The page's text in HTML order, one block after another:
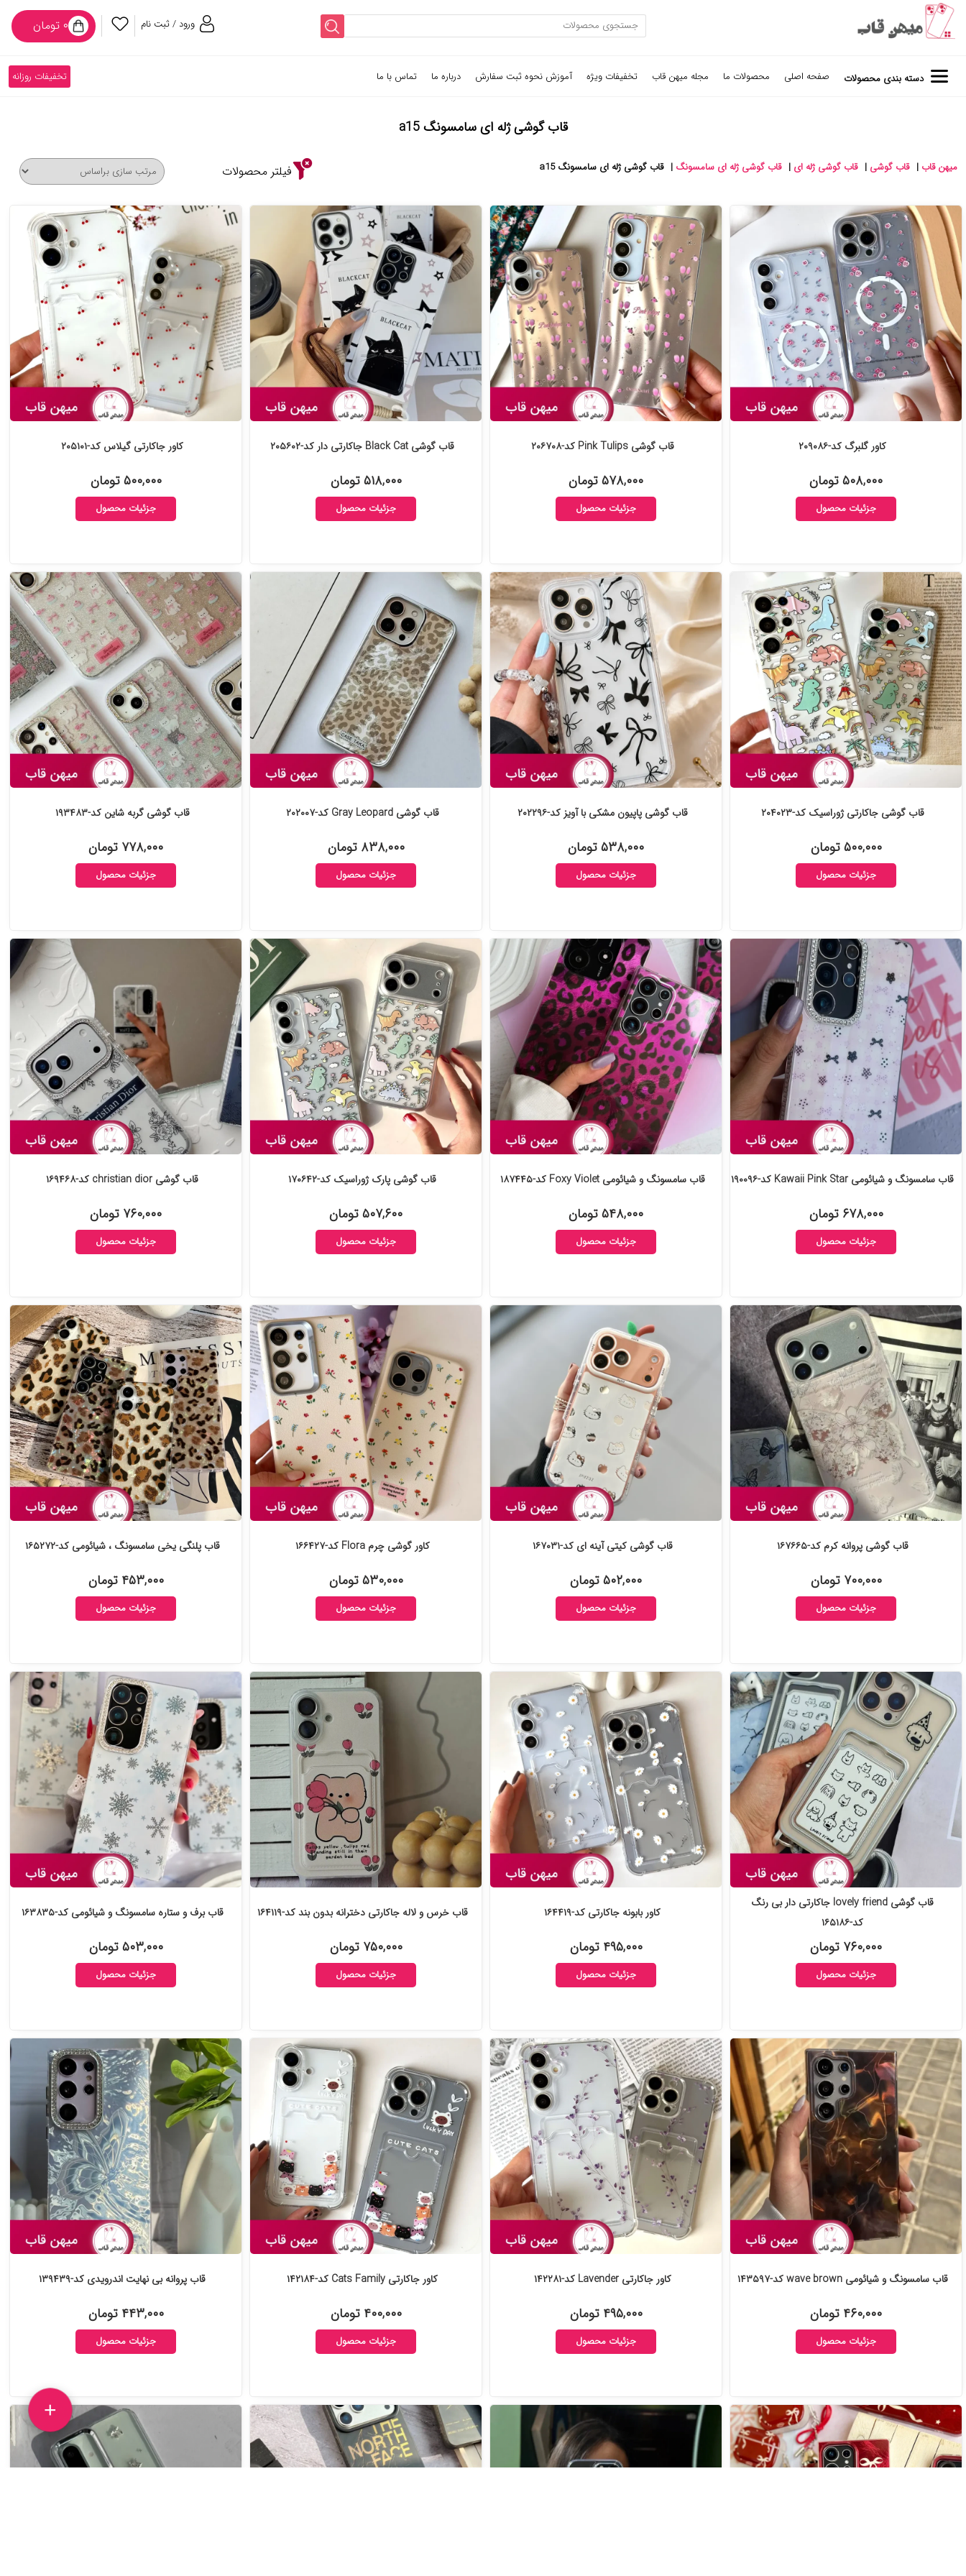
ورود / ثبت نام ۰ تومان
دسته بندی محصولات صفحه اصلی محصولات ما مجله میهن قاب تخفیفات ویژه آموزش نحوه ثبت سفارش درباره ما تماس با ما تخفیفات روزانه
قاب گوشی ژله ای سامسونگ a15
میهن قاب | قاب گوشی | قاب گوشی ژله ای | قاب گوشی ژله ای سامسونگ | قاب گوشی ژله ای سامسونگ a15 فیلتر محصولات
کاور گلبرگ کد-۲۰۹۰۸۶
۵۰۸,۰۰۰ تومان
جزئیات محصول
قاب گوشی Pink Tulips کد-۲۰۶۷۰۸
۵۷۸,۰۰۰ تومان
جزئیات محصول
قاب گوشی Black Cat جاکارتی دار کد-۲۰۵۶۰۲
۵۱۸,۰۰۰ تومان
جزئیات محصول
کاور جاکارتی گیلاس کد-۲۰۵۱۰۱
۵۰۰,۰۰۰ تومان
جزئیات محصول
قاب گوشی جاکارتی ژوراسیک کد-۲۰۴۰۲۳
۵۰۰,۰۰۰ تومان
جزئیات محصول
قاب گوشی پاپیون مشکی با آویز کد-۲۰۲۲۹۶
۵۳۸,۰۰۰ تومان
جزئیات محصول
قاب گوشی Gray Leopard کد-۲۰۲۰۰۷
۸۳۸,۰۰۰ تومان
جزئیات محصول
قاب گوشی گربه شاین کد-۱۹۳۴۸۳
۷۷۸,۰۰۰ تومان
جزئیات محصول
قاب سامسونگ و شیائومی Kawaii Pink Star کد-۱۹۰۰۹۶
۶۷۸,۰۰۰ تومان
جزئیات محصول
قاب سامسونگ و شیائومی Foxy Violet کد-۱۸۷۴۴۵
۵۴۸,۰۰۰ تومان
جزئیات محصول
قاب گوشی پارک ژوراسیک کد-۱۷۰۶۴۲
۵۰۷,۶۰۰ تومان
جزئیات محصول
قاب گوشی christian dior کد-۱۶۹۴۶۸
۷۶۰,۰۰۰ تومان
جزئیات محصول
قاب گوشی پروانه کرم کد-۱۶۷۶۶۵
۷۰۰,۰۰۰ تومان
جزئیات محصول
قاب گوشی کیتی آینه ای کد-۱۶۷۰۳۱
۵۰۲,۰۰۰ تومان
جزئیات محصول
کاور گوشی چرم Flora کد-۱۶۶۴۲۷
۵۳۰,۰۰۰ تومان
جزئیات محصول
قاب پلنگی یخی سامسونگ ، شیائومی کد-۱۶۵۲۷۲
۴۵۳,۰۰۰ تومان
جزئیات محصول
قاب گوشی lovely friend جاکارتی دار بی رنگ
کد-۱۶۵۱۸۶
۷۶۰,۰۰۰ تومان
جزئیات محصول
کاور بابونه جاکارتی کد-۱۶۴۴۱۹
۴۹۵,۰۰۰ تومان
جزئیات محصول
قاب خرس و لاله جاکارتی دخترانه بدون بند کد-۱۶۴۱۱۹
۷۵۰,۰۰۰ تومان
جزئیات محصول
قاب برف و ستاره سامسونگ و شیائومی کد-۱۶۳۸۳۵
۵۰۳,۰۰۰ تومان
جزئیات محصول
قاب سامسونگ و شیائومی wave brown کد-۱۴۳۵۹۷
۴۶۰,۰۰۰ تومان
جزئیات محصول
کاور جاکارتی Lavender کد-۱۴۲۲۸۱
۴۹۵,۰۰۰ تومان
جزئیات محصول
کاور جاکارتی Cats Family کد-۱۴۲۱۸۴
۴۰۰,۰۰۰ تومان
جزئیات محصول
قاب پروانه بی نهایت اندرویدی کد-۱۳۹۴۳۹
۴۴۳,۰۰۰ تومان
جزئیات محصول
+